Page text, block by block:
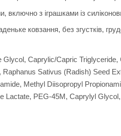
включно з іграшками із
ковзання, без згустків,
Caprylic/Capric
Sativus (Radish) Seed
Methyl Diisopropyl
Lactate, PEG-45M, Caprylyl